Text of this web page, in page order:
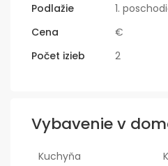
Podlažie
1.
Cena
€
Počet izieb
2
Vybavenie v
Kuchyňa